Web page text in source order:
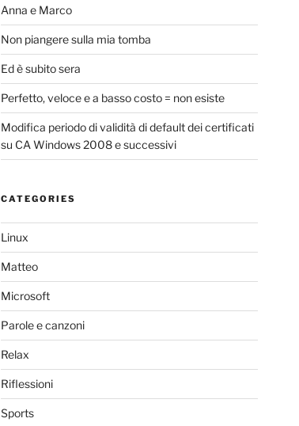
Anna e Marco
Non piangere sulla mia tomba
Ed è subito sera
Perfetto, veloce e a basso costo = non esiste
Modifica periodo di validità di default dei certificati
su CA Windows 2008 e successivi
CATEGORIES
Linux
Matteo
Microsoft
Parole e canzoni
Relax
Riflessioni
Sports